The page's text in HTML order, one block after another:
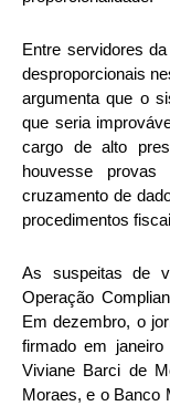
Entre servidores
desproporcionais
argumenta que o
que seria
cargo de alto
houvesse
cruzamento de
procedimentos
As suspeitas de
Operação
Em dezembro, o
firmado em
Viviane Barci de
Moraes, e o Banco